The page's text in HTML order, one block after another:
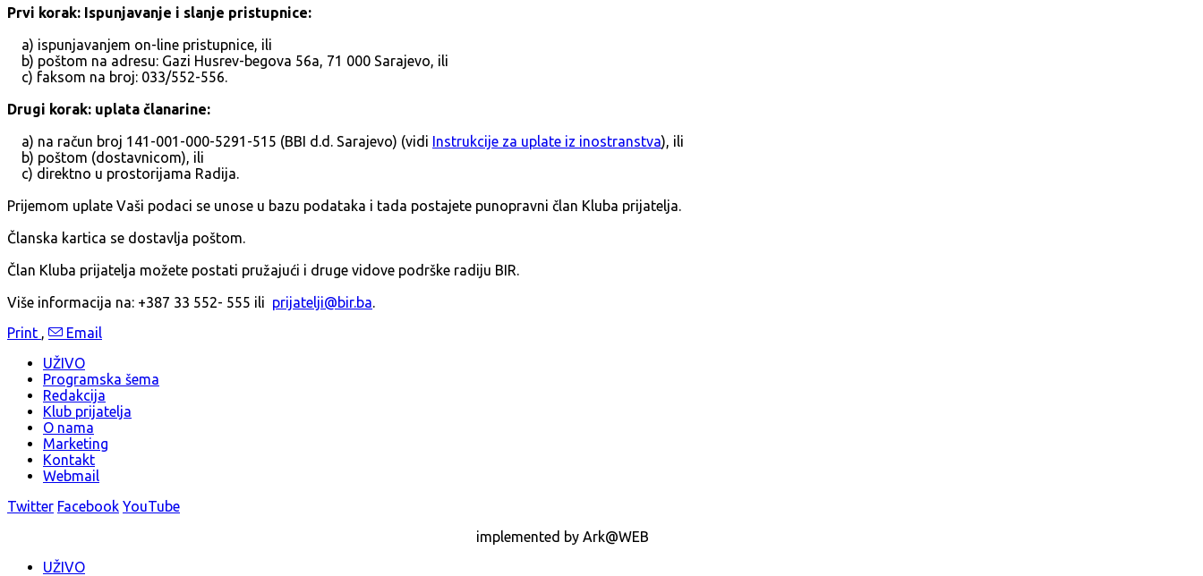
Prvi korak: Ispunjavanje i slanje pristupnice:
a) ispunjavanjem on-line pristupnice, ili
b) poštom na adresu: Gazi Husrev-begova 56a, 71 000 Sarajevo, ili
c) faksom na broj: 033/552-556.
Drugi korak: uplata članarine:
a) na račun broj 141-001-000-5291-515 (BBI d.d. Sarajevo) (vidi Instrukcije za uplate iz inostranstva), ili
b) poštom (dostavnicom), ili
c) direktno u prostorijama Radija.
Prijemom uplate Vaši podaci se unose u bazu podataka i tada postajete punopravni član Kluba prijatelja.
Članska kartica se dostavlja poštom.
Član Kluba prijatelja možete postati pružajući i druge vidove podrške radiju BIR.
Više informacija na: +387 33 552- 555 ili prijatelji@bir.ba.
Print ,
Email
UŽIVO
Programska šema
Redakcija
Klub prijatelja
O nama
Marketing
Kontakt
Webmail
Twitter Facebook YouTube
implemented by Ark@WEB
UŽIVO